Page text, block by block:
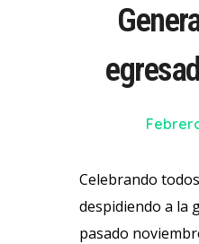
Celebrando
despidiendo a la
pasado